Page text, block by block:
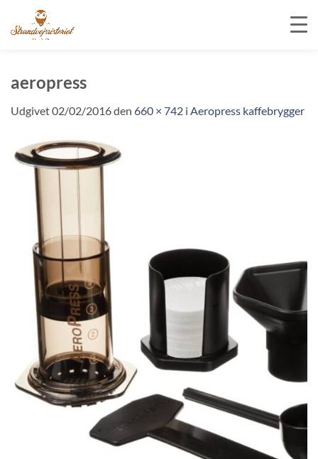
indhold
aeropress
Udgivet02/02/2016den 660 × 742 i Aeropress kaffebrygger